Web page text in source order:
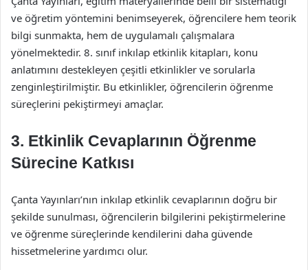
ve öğretim yöntemini benimseyerek, öğrencilere hem teorik
bilgi sunmakta, hem de uygulamalı çalışmalara
yönelmektedir. 8. sınıf inkılap etkinlik kitapları, konu
anlatımını destekleyen çeşitli etkinlikler ve sorularla
zenginleştirilmiştir. Bu etkinlikler, öğrencilerin öğrenme
süreçlerini pekiştirmeyi amaçlar.
3. Etkinlik Cevaplarının Öğrenme
Sürecine Katkısı
Çanta Yayınları’nın inkılap etkinlik cevaplarının doğru bir
şekilde sunulması, öğrencilerin bilgilerini pekiştirmelerine
ve öğrenme süreçlerinde kendilerini daha güvende
hissetmelerine yardımcı olur.